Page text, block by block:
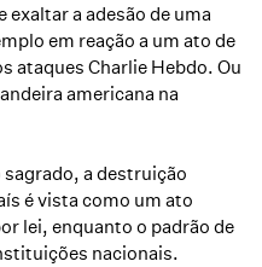
a adesão de uma
em reação a um ato de
ataques Charlie Hebdo. Ou
americana na
a destruição
é vista como um ato
lei, enquanto o padrão de
nacionais.